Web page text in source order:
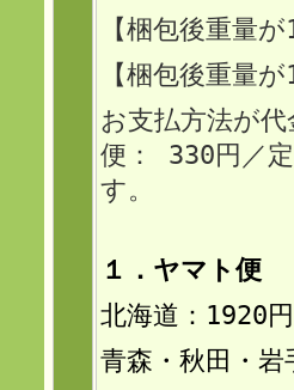
【梱包後重量が
【梱包後重量
お支払方法が
便： 330円／
す。
１．ヤマト便
北海道：1920円
青森・秋田・